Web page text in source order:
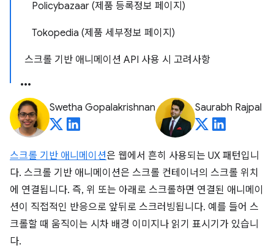
Policybazaar (제품 등록정보 페이지)
Tokopedia (제품 세부정보 페이지)
스크롤 기반 애니메이션 API 사용 시 고려사항
Swetha Gopalakrishnan Saurabh Rajpal
스크롤 기반 애니메이션은 웹에서 흔히 사용되는 UX 패턴입니
다. 스크롤 기반 애니메이션은 스크롤 컨테이너의 스크롤 위치
에 연결됩니다. 즉, 위 또는 아래로 스크롤하면 연결된 애니메이
션이 직접적인 반응으로 앞뒤로 스크러빙됩니다. 예를 들어 스
크롤할 때 움직이는 시차 배경 이미지나 읽기 표시기가 있습니
다.